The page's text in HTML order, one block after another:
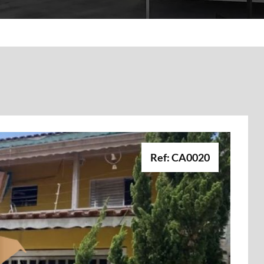
Ref: CA0020